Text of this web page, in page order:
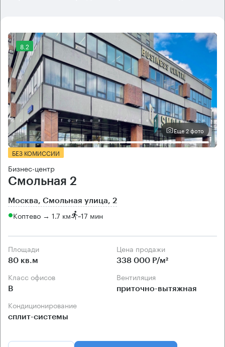
8.2
Еще 2 фото
БЕЗ КОМИССИИ
Бизнес-центр
Смольная 2
Москва, Смольная улица, 2
Коптево → 1.7 км ~17 мин
Площади
80 кв.м
Цена продажи
338 000 Р/м²
Класс офисов
B
Вентиляция
приточно-вытяжная
Кондиционирование
сплит-системы